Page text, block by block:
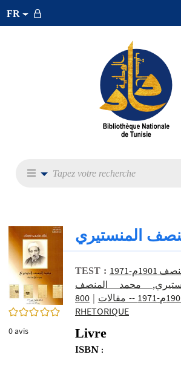
FR
0/5
0avis
المنستيري
TEST : المنستيري, محمد المنصف 1901م-1971
محمد المنصف
1971 -- مقالات
|
800 - LITTERATURE ET
RHETORIQUE
Livre
ISBN :